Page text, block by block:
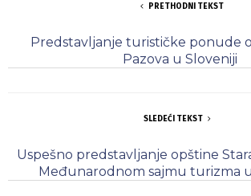
PRETHODNI TEKST
Predstavljanje turističke ponude
Pazova u Sloveniji
SLEDEĆI TEKST
Uspešno predstavljanje opštine
Međunarodnom sajmu turizma